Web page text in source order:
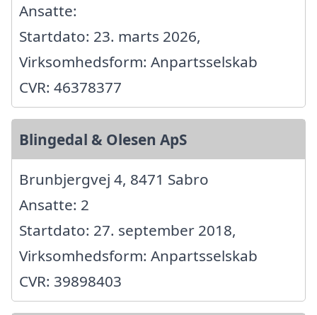
Ansatte:
Startdato: 23. marts 2026,
Virksomhedsform: Anpartsselskab
CVR: 46378377
Blingedal & Olesen ApS
Brunbjergvej 4, 8471 Sabro
Ansatte: 2
Startdato: 27. september 2018,
Virksomhedsform: Anpartsselskab
CVR: 39898403